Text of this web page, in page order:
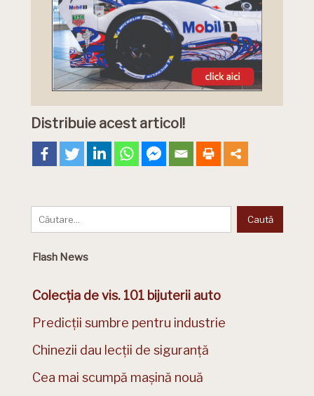
Distribuie acest articol!
Flash News
Colecția de vis. 101 bijuterii auto
Predicții sumbre pentru industrie
Chinezii dau lecții de siguranță
Cea mai scumpă mașină nouă